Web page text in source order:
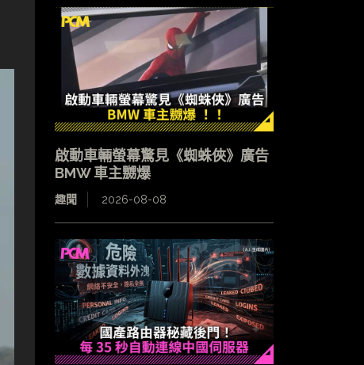
啟動車輛螢幕驚見《蜘蛛俠》廣告
BMW 車主嬲爆
趣聞 2026-08-08